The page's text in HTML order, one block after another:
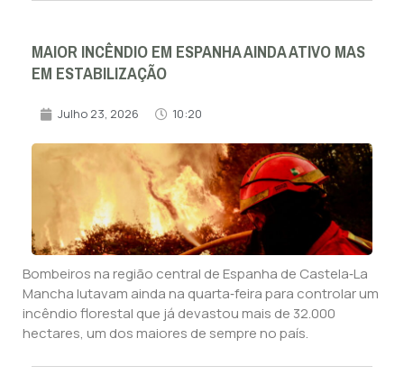
MAIOR INCÊNDIO EM ESPANHA AINDA ATIVO MAS
EM ESTABILIZAÇÃO
Julho 23, 2026 10:20
Bombeiros na região central de Espanha de Castela‑La
Mancha lutavam ainda na quarta‑feira para controlar um
incêndio florestal que já devastou mais de 32.000
hectares, um dos maiores de sempre no país.